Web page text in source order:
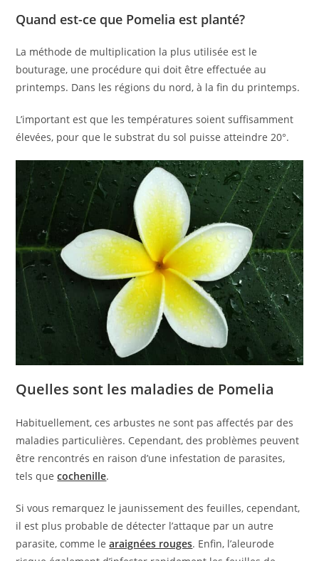
Quand est-ce que Pomelia est planté?
La méthode de multiplication la plus utilisée est le
bouturage, une procédure qui doit être effectuée au
printemps. Dans les régions du nord, à la fin du printemps.
L’important est que les températures soient suffisamment
élevées, pour que le substrat du sol puisse atteindre 20°.
Quelles sont les maladies de Pomelia
Habituellement, ces arbustes ne sont pas affectés par des
maladies particulières. Cependant, des problèmes peuvent
être rencontrés en raison d’une infestation de parasites,
tels quecochenille.
Si vous remarquez le jaunissement des feuilles, cependant,
il est plus probable de détecter l’attaque par un autre
parasite, comme learaignées rouges. Enfin, l’aleurode